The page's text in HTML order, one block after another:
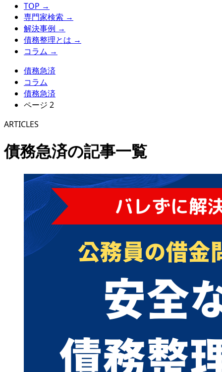
TOP →
専門家検索 →
解決事例 →
債務整理とは →
コラム →
債務急済
コラム
債務急済
ページ 2
ARTICLES
債務急済の記事一覧